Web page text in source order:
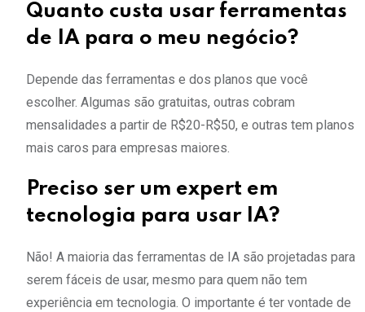
Quanto custa usar ferramentas
de IA para o meu negócio?
Depende das ferramentas e dos planos que você
escolher. Algumas são gratuitas, outras cobram
mensalidades a partir de R$20-R$50, e outras tem planos
mais caros para empresas maiores.
Preciso ser um expert em
tecnologia para usar IA?
Não! A maioria das ferramentas de IA são projetadas para
serem fáceis de usar, mesmo para quem não tem
experiência em tecnologia. O importante é ter vontade de